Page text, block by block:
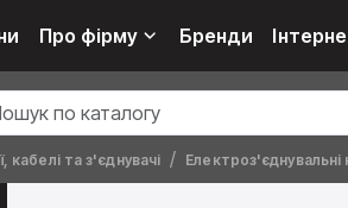
Про фірму Бренди
кабелі та з'єднувачі